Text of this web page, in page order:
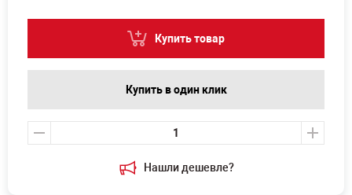
Нашли дешевле?
Купить товар
Купить в один клик